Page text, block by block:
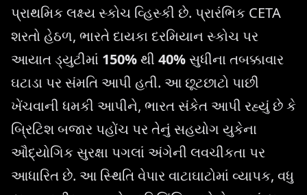
પ્રાથમિક લક્ષ્ય સ્કોચ વ્હિસ્કી છે. પ્રારંભિક CETA
શરતો હેઠળ, ભારતે દાયકા દરમિયાન સ્કોચ પર
આયાત ડ્યુટીમાં 150%થી 40%સુધીના તબક્કાવાર
ઘટાડા પર સંમતિ આપી હતી. આ છૂટછાટો પાછી
ખેંચવાની ધમકી આપીને, ભારત સંકેત આપી રહ્યું છે કે
બ્રિટિશ બજાર પહોંચ પર તેનું સહયોગ યુકેના
ઔદ્યોગિક સુરક્ષા પગલાં અંગેની લવચીકતા પર
આધારિત છે. આ સ્થિતિ વેપાર વાટાઘાટોમાં વ્યાપક, વધુ